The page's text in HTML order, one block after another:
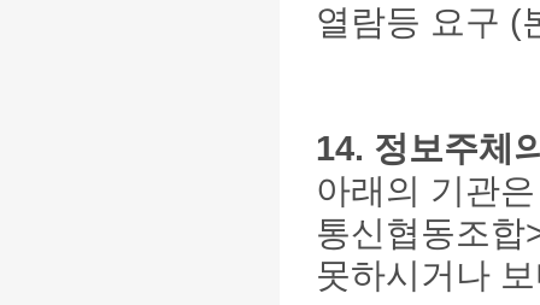
열람등 요구 (
14. 정보주체
아래의 기관
통신협동조합
못하시거나